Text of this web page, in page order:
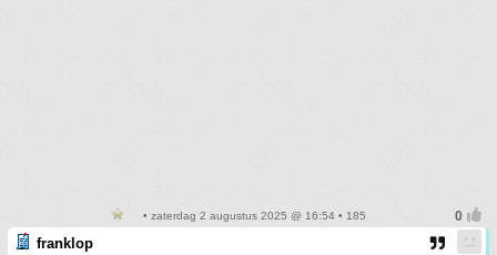
• zaterdag 2 augustus 2025 @ 16:54 • 185
franklop